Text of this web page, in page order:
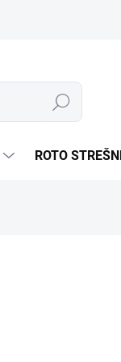
Hľadať
ROTO